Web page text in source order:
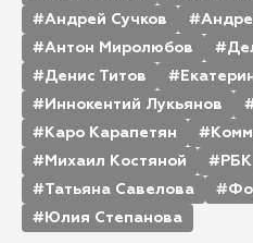
Андрей Сучков
Антон Миролюбов
Денис Титов
Иннокентий Лукьянов
Каро Карапетян
Михаил Костяной
РБК
Татьяна Савелова
Юлия Степанова